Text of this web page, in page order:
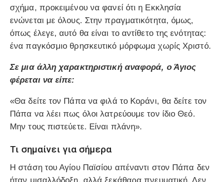
σχήμα, προκειμένου να φανεί ότι η Εκκλησία
ενώνεται με όλους. Στην πραγματικότητα, όμως,
όπως έλεγε, αυτό θα είναι το αντίθετο της ενότητας:
ένα παγκόσμιο θρησκευτικό μόρφωμα χωρίς Χριστό.
Σε μια άλλη χαρακτηριστική αναφορά, ο Άγιος
φέρεται να είπε:
«Θα δείτε τον Πάπα να φιλά το Κοράνι, θα δείτε τον
Πάπα να λέει πως όλοι λατρεύουμε τον ίδιο Θεό.
Μην τους πιστεύετε. Είναι πλάνη».
Τι σημαίνει για σήμερα
Η στάση του Αγίου Παϊσίου απέναντι στον Πάπα δεν